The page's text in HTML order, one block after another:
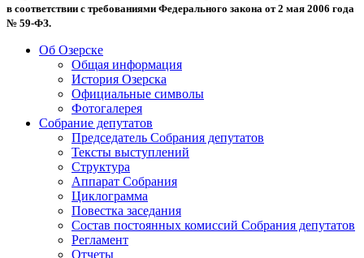
в соответствии с требованиями Федерального закона от 2 мая 2006 года
№ 59-ФЗ.
Об Озерске
Общая информация
История Озерска
Официальные символы
Фотогалерея
Собрание депутатов
Председатель Собрания депутатов
Тексты выступлений
Структура
Аппарат Собрания
Циклограмма
Повестка заседания
Состав постоянных комиссий Собрания депутатов
Регламент
Отчеты